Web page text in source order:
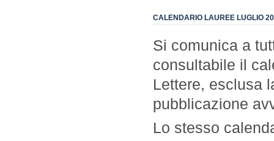
CALENDARIO LAUREE LUGLIO
Si comunica a
consultabile il
Lettere, esclusa
pubblicazione
Lo stesso